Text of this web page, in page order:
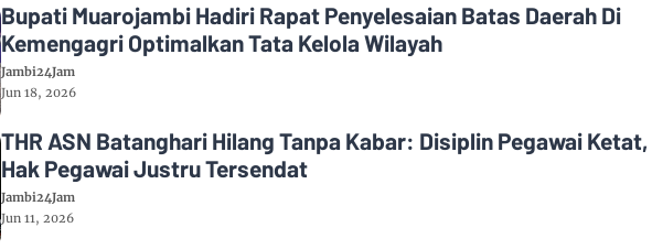
Bupati Muarojambi Hadiri Rapat Penyelesaian Batas Daerah Di
Kemengagri Optimalkan Tata Kelola Wilayah
Jambi24Jam
Jun 18, 2026
THR ASN Batanghari Hilang Tanpa Kabar: Disiplin Pegawai Ketat,
Hak Pegawai Justru Tersendat
Jambi24Jam
Jun 11, 2026